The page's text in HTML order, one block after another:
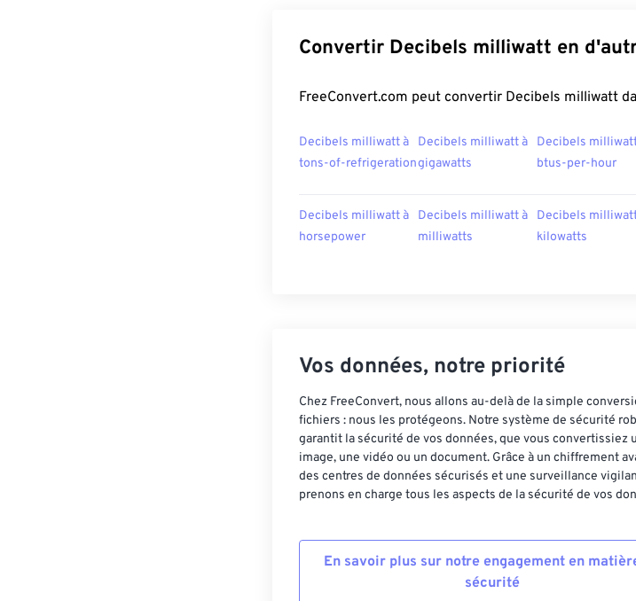
Convertir Decibels milliwatt en
FreeConvert.com peut convertir Decibels milliwatt
Decibels milliwatt à
tons-of-refrigeration
Decibels milliwatt à
gigawatts
Decibels
btus-per-hour
Decibels milliwatt à
horsepower
Decibels milliwatt à
milliwatts
Decibels
kilowatts
Vos données, notre priorité
Chez FreeConvert, nous allons au-delà de la simple
fichiers : nous les protégeons. Notre système de sécurité
garantit la sécurité de vos données, que vous convertissiez
image, une vidéo ou un document. Grâce à un chiffrement
des centres de données sécurisés et une surveillance
prenons en charge tous les aspects de la sécurité de vos
En savoir plus sur notre engagement en
sécurité